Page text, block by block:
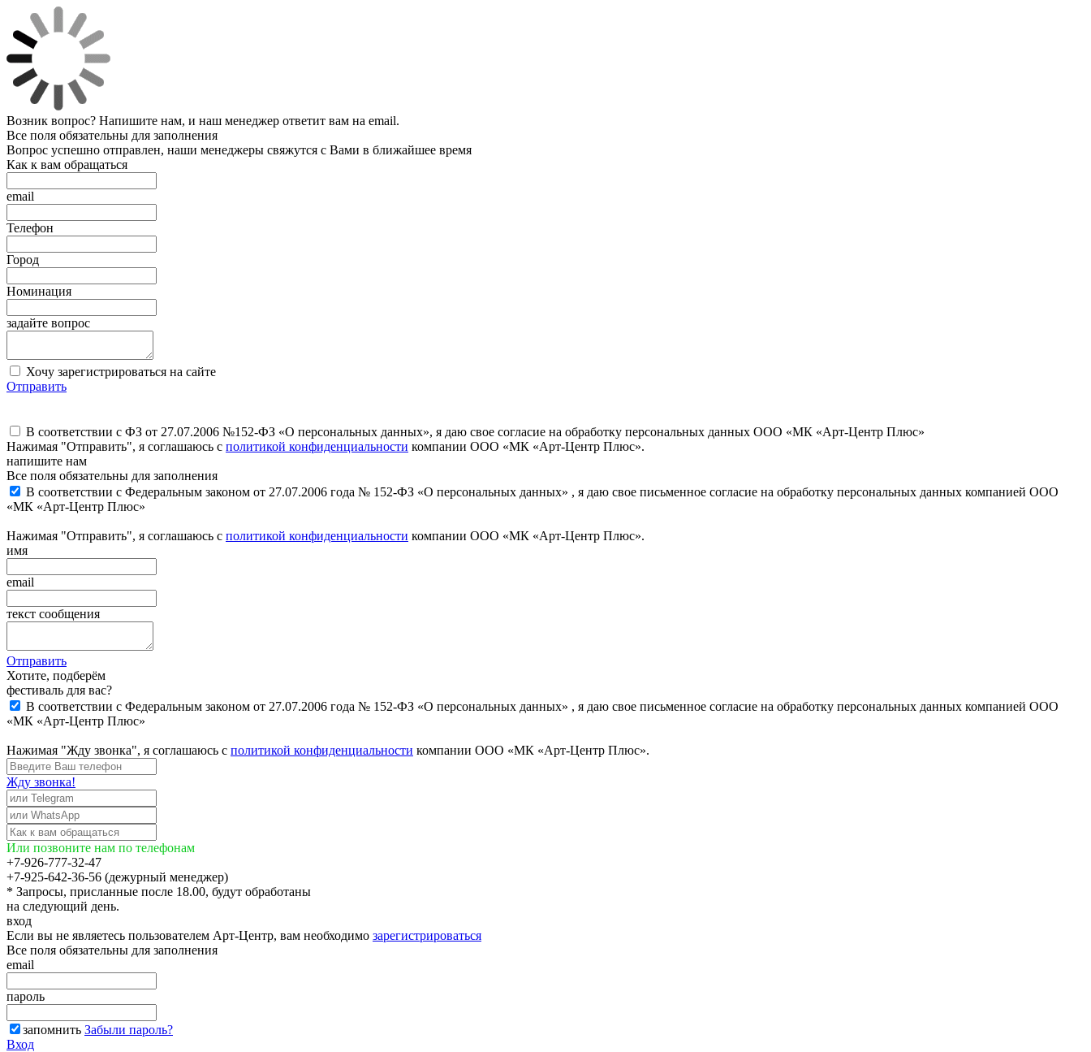
Возник вопрос? Напишите нам, и наш менеджер ответит вам на email.
Все поля обязательны для заполнения
Вопрос успешно отправлен, наши менеджеры свяжутся с Вами в ближайшее время
Как к вам обращаться
email
Телефон
Город
Номинация
задайте вопрос
Хочу зарегистрироваться на сайте
Отправить
В соответствии с ФЗ от 27.07.2006 №152-ФЗ «О персональных данных», я даю свое согласие на обработку персональных данных ООО «МК «Арт-Центр Плюс»
Нажимая "Отправить", я соглашаюсь с политикой конфиденциальности компании ООО «МК «Арт-Центр Плюс».
напишите нам
Все поля обязательны для заполнения
В соответствии с Федеральным законом от 27.07.2006 года № 152-ФЗ «О персональных данных» , я даю свое письменное согласие на обработку персональных данных компанией ООО
«МК «Арт-Центр Плюс»
Нажимая "Отправить", я соглашаюсь с политикой конфиденциальности компании ООО «МК «Арт-Центр Плюс».
имя
email
текст сообщения
Отправить
Хотите, подберём
фестиваль для вас?
В соответствии с Федеральным законом от 27.07.2006 года № 152-ФЗ «О персональных данных» , я даю свое письменное согласие на обработку персональных данных компанией ООО
«МК «Арт-Центр Плюс»
Нажимая "Жду звонка", я соглашаюсь с политикой конфиденциальности компании ООО «МК «Арт-Центр Плюс».
Жду звонка!
Или позвоните нам по телефонам
+7-926-777-32-47
+7-925-642-36-56 (дежурный менеджер)
* Запросы, присланные после 18.00, будут обработаны
на следующий день.
вход
Если вы не являетесь пользователем Арт-Центр, вам необходимо зарегистрироваться
Все поля обязательны для заполнения
email
пароль
запомнить Забыли пароль?
Вход